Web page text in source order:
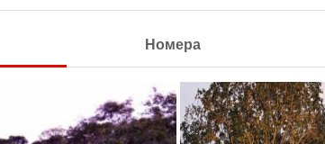
Номера